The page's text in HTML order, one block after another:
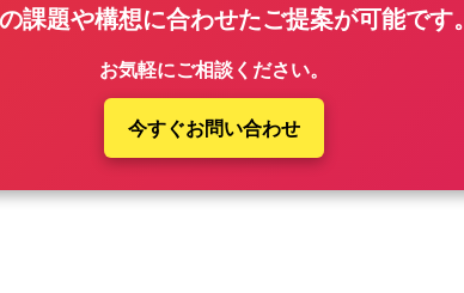
課題や構想に合わせたご提案が可能です。
お気軽にご相談ください。
今すぐお問い合わせ